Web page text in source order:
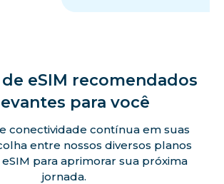
eSIM recomendados
para você
conectividade contínua em suas
entre nossos diversos planos
para aprimorar sua próxima
jornada.